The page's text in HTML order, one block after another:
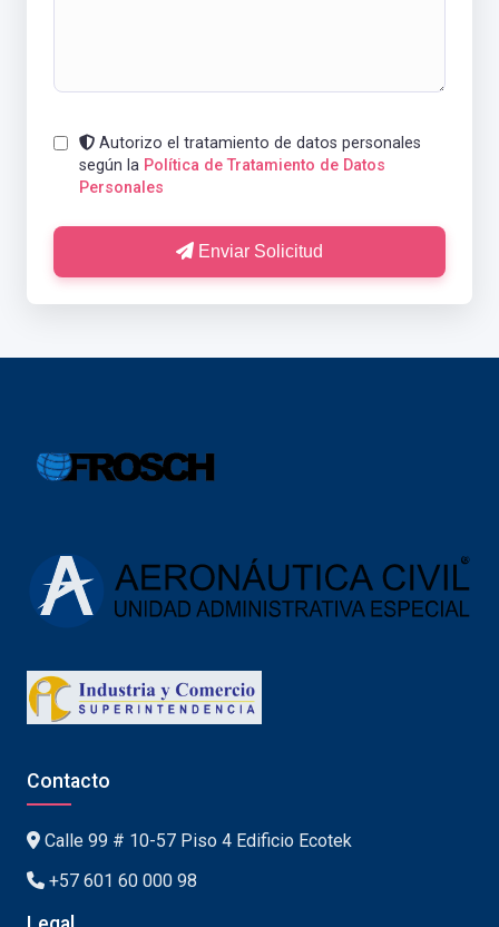
Autorizo el tratamiento de datos personales
según la Política de Tratamiento de Datos
Personales
Enviar Solicitud
Contacto
Calle 99 # 10-57 Piso 4 Edificio Ecotek
+57 601 60 000 98